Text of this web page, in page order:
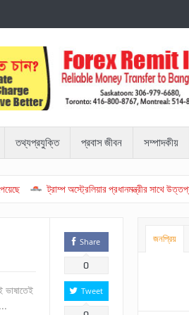
তথ্যপ্রযুক্তি প্রবাস জীবন সম্পাদকীয়
ট্রাম্প অস্ট্রেলিয়ার প্রধানমন্ত্রীর সাথে উত্তপ্ত ফোনালাপ
ভাষাতেই
Share
0
Tweet
জনপ্রিয়